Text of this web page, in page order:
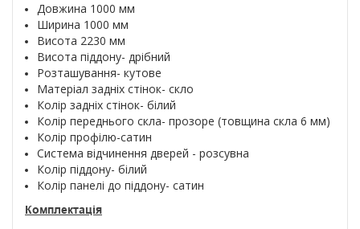
Довжина 1000 мм
Ширина 1000 мм
Висота 2230 мм
Висота піддону- дрібний
Розташування- кутове
Матеріал задніх стінок- скло
Колір задніх стінок- білий
Колір переднього скла- прозоре (товщина скла 6 мм)
Колір профілю-сатин
Система відчинення дверей - розсувна
Колір піддону- білий
Колір панелі до піддону- сатин
Комплектація